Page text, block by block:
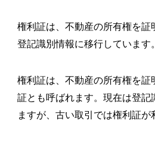
権利証は、不動産の所有権を
登記識別情報に移行しています。
権利証は、不動産の所有権を
証とも呼ばれます。現在は登
ますが、古い取引では権利証が